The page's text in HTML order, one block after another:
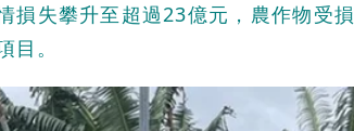
損失攀升至超過23億元，農作物受損
。